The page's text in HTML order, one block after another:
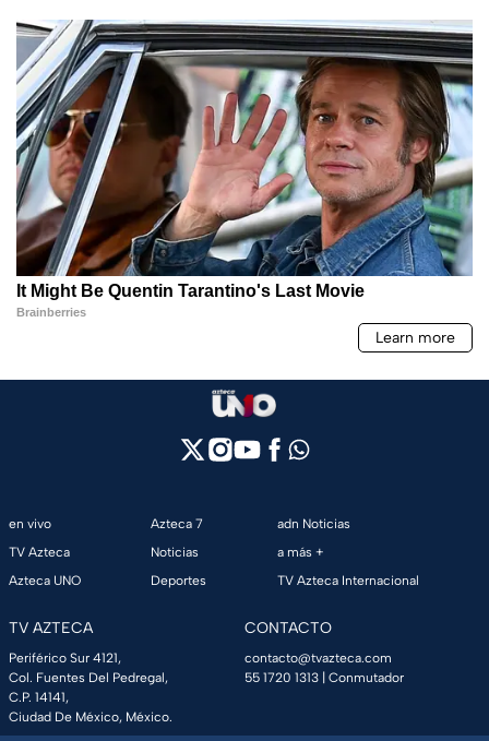
en vivo
TV Azteca
Azteca UNO
Azteca 7
Noticias
Deportes
adn Noticias
a más +
TV Azteca Internacional
TV AZTECA
Periférico Sur 4121,
Col. Fuentes Del Pedregal,
C.P. 14141,
Ciudad De México, México.
CONTACTO
contacto@tvazteca.com
55 1720 1313 | Conmutador